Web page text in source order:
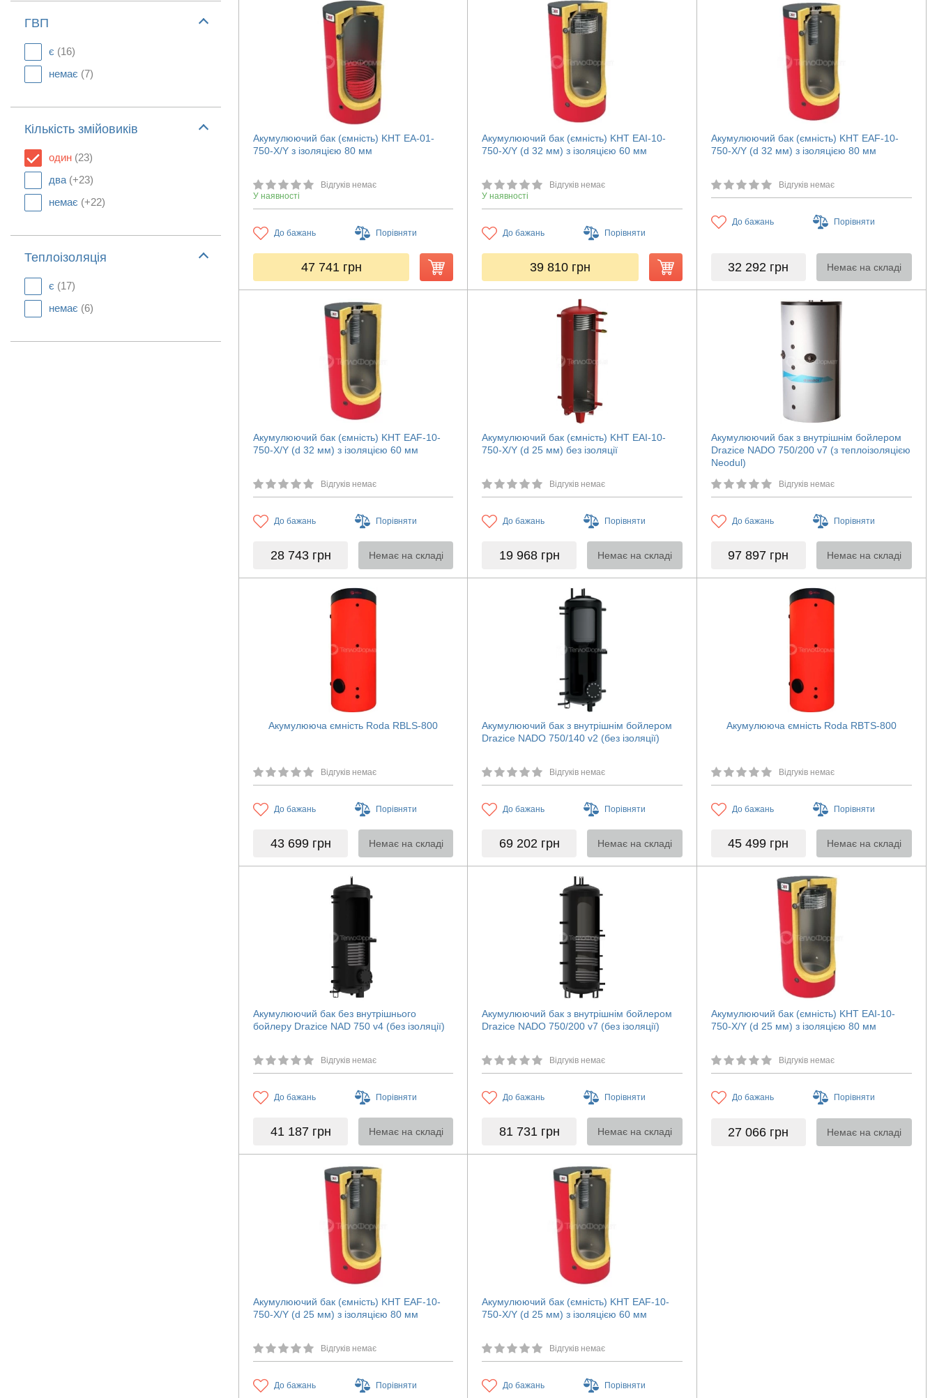
ГВП
є (16)
немає (7)
Кількість змійовиків
один (23)
два (+23)
немає (+22)
Теплоізоляція
є (17)
немає (6)
Акумулюючий бак (ємність) KHT ЕА-01-
750-X/Y з ізоляцією 80 мм
Відгуків немає
У наявності
До бажань Порівняти
47 741 грн
Акумулюючий бак (ємність) KHT EAI-10-
750-X/Y (d 32 мм) з ізоляцією 60 мм
Відгуків немає
У наявності
До бажань Порівняти
39 810 грн
Акумулюючий бак (ємність) KHT EAF-10-
750-X/Y (d 32 мм) з ізоляцією 80 мм
Відгуків немає
До бажань Порівняти
32 292 грн Немає на складі
Акумулюючий бак (ємність) KHT EAF-10-
750-X/Y (d 32 мм) з ізоляцією 60 мм
Відгуків немає
До бажань Порівняти
28 743 грн Немає на складі
Акумулюючий бак (ємність) KHT EAI-10-
750-X/Y (d 25 мм) без ізоляції
Відгуків немає
До бажань Порівняти
19 968 грн Немає на складі
Акумулюючий бак з внутрішнім бойлером
Drazice NADO 750/200 v7 (з теплоізоляцією
Neodul)
Відгуків немає
До бажань Порівняти
97 897 грн Немає на складі
Акумулююча ємність Roda RBLS-800
Відгуків немає
До бажань Порівняти
43 699 грн Немає на складі
Акумулюючий бак з внутрішнім бойлером
Drazice NADO 750/140 v2 (без ізоляції)
Відгуків немає
До бажань Порівняти
69 202 грн Немає на складі
Акумулююча ємність Roda RBTS-800
Відгуків немає
До бажань Порівняти
45 499 грн Немає на складі
Акумулюючий бак без внутрішнього
бойлеру Drazice NAD 750 v4 (без ізоляції)
Відгуків немає
До бажань Порівняти
41 187 грн Немає на складі
Акумулюючий бак з внутрішнім бойлером
Drazice NADO 750/200 v7 (без ізоляції)
Відгуків немає
До бажань Порівняти
81 731 грн Немає на складі
Акумулюючий бак (ємність) KHT EAI-10-
750-X/Y (d 25 мм) з ізоляцією 80 мм
Відгуків немає
До бажань Порівняти
27 066 грн Немає на складі
Акумулюючий бак (ємність) KHT EAF-10-
750-X/Y (d 25 мм) з ізоляцією 80 мм
Відгуків немає
До бажань Порівняти
Акумулюючий бак (ємність) KHT EAF-10-
750-X/Y (d 25 мм) з ізоляцією 60 мм
Відгуків немає
До бажань Порівняти